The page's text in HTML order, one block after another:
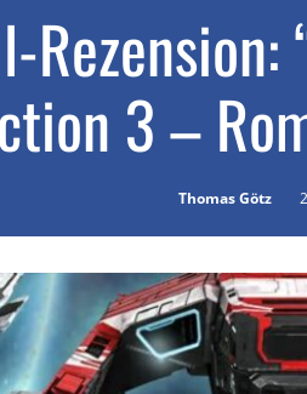
3 –
Thomas Götz